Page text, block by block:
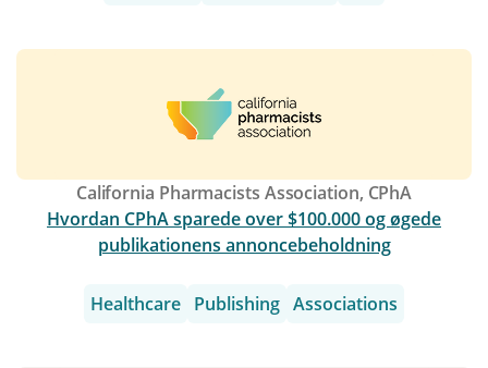
California Pharmacists Association, CPhA
Hvordan CPhA sparede over $100.000 og øgede
publikationens annoncebeholdning
Healthcare Publishing Associations